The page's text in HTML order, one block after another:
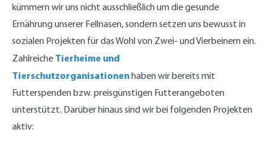
kümmern wir uns nicht ausschließlich um die gesunde
Ernährung unserer Fellnasen, sondern setzen uns bewusst in
sozialen Projekten für das Wohl von Zwei- und Vierbeinern ein.
Zahlreiche Tierheime und
Tierschutzorganisationenhaben wir bereits mit
Futterspenden bzw. preisgünstigen Futterangeboten
unterstützt. Darüber hinaus sind wir bei folgenden Projekten
aktiv: